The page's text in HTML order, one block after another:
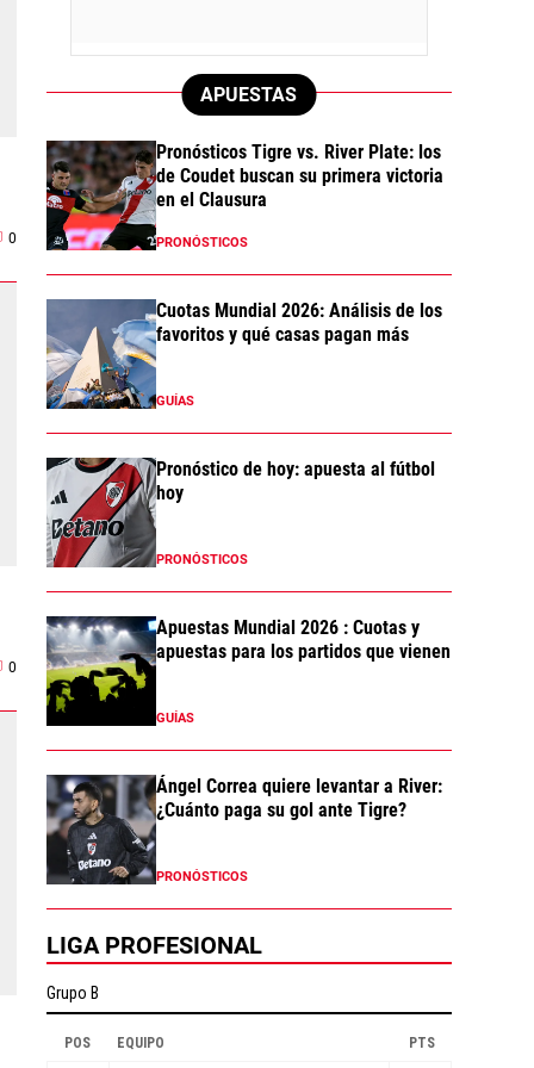
0
0
APUESTAS
Pronósticos Tigre vs. River Plate: los
de Coudet buscan su primera victoria
en el Clausura
PRONÓSTICOS
Cuotas Mundial 2026: Análisis de los
favoritos y qué casas pagan más
GUÍAS
Pronóstico de hoy: apuesta al fútbol
hoy
PRONÓSTICOS
Apuestas Mundial 2026 : Cuotas y
apuestas para los partidos que vienen
GUÍAS
Ángel Correa quiere levantar a River:
¿Cuánto paga su gol ante Tigre?
PRONÓSTICOS
LIGA PROFESIONAL